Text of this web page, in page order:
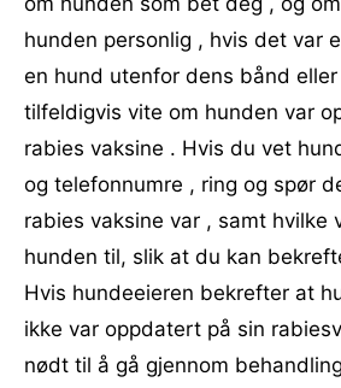
hunden personlig , hvis det var
en hund utenfor dens bånd
tilfeldigvis vite om hunden var
rabies vaksine . Hvis du vet
og telefonnumre , ring og spør
rabies vaksine var , samt
hunden til, slik at du kan
Hvis hundeeieren bekrefter at
ikke var oppdatert på sin
nødt til å gå gjennom